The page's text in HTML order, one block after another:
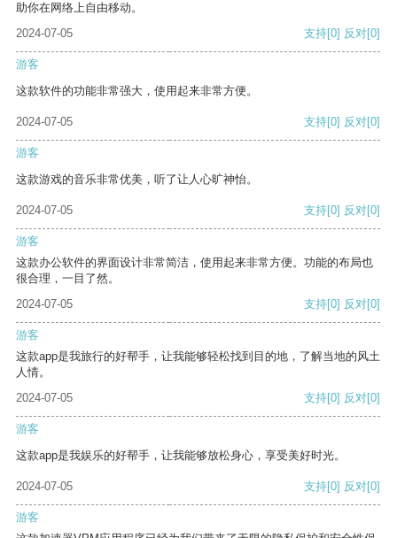
助你在网络上自由移动。
2024-07-05
支持[0] 反对[0]
游客
这款软件的功能非常强大，使用起来非常方便。
2024-07-05 支持[0] 反对[0]
游客
这款游戏的音乐非常优美，听了让人心旷神怡。
2024-07-05 支持[0] 反对[0]
游客
这款办公软件的界面设计非常简洁，使用起来非常方便。功能的布局也
很合理，一目了然。
2024-07-05
支持[0] 反对[0]
游客
这款app是我旅行的好帮手，让我能够轻松找到目的地，了解当地的风土
人情。
2024-07-05
支持[0] 反对[0]
游客
这款app是我娱乐的好帮手，让我能够放松身心，享受美好时光。
2024-07-05 支持[0] 反对[0]
游客